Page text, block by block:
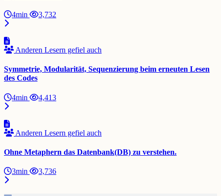
4min 3,732
Anderen Lesern gefiel auch
Symmetrie, Modularität, Sequenzierung beim erneuten Lesen
des Codes
4min 4,413
Anderen Lesern gefiel auch
Ohne Metaphern das Datenbank(DB) zu verstehen.
3min 3,736